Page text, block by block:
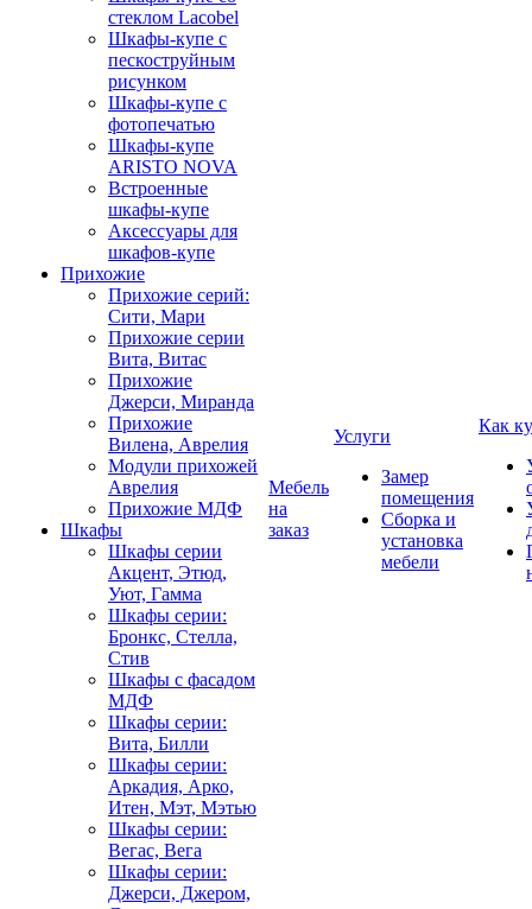
стеклом Lacobel
Шкафы-купе с
пескоструйным
рисунком
Шкафы-купе с
фотопечатью
Шкафы-купе
ARISTO NOVA
Встроенные
шкафы-купе
Аксессуары для
шкафов-купе
Прихожие
Прихожие серий:
Сити, Мари
Прихожие серии
Вита, Витас
Прихожие
Джерси, Миранда
Прихожие
Вилена, Аврелия
Модули прихожей
Аврелия
Прихожие МДФ
Шкафы
Шкафы серии
Акцент, Этюд,
Уют, Гамма
Шкафы серии:
Бронкс, Стелла,
Стив
Шкафы с фасадом
МДФ
Шкафы серии:
Вита, Билли
Шкафы серии:
Аркадия, Арко,
Итен, Мэт, Мэтью
Шкафы серии:
Вегас, Вега
Шкафы серии:
Джерси, Джером,
Мебель
на
заказ
Услуги
Замер
помещения
Сборка и
установка
мебели
Как